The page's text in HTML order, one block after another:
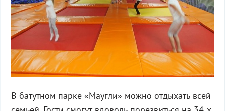
В батутном парке «Маугли» можно отдыхать всей